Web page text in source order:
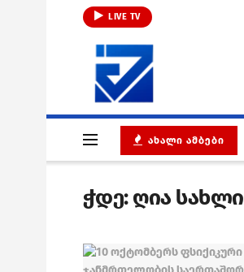
LIVE TV
ᲐᲮᲐᲚᲘ ᲐᲛᲑᲔᲑᲘ
ჭდე:ღია სახლი